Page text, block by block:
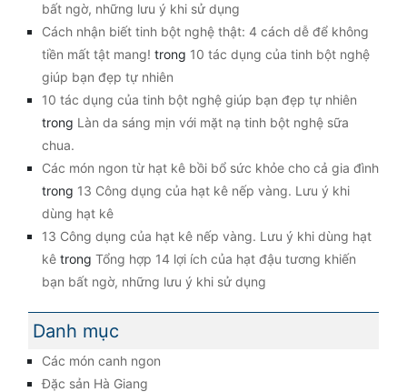
bất ngờ, những lưu ý khi sử dụng
Cách nhận biết tinh bột nghệ thật: 4 cách dễ để không
tiền mất tật mang! trong 10 tác dụng của tinh bột nghệ
giúp bạn đẹp tự nhiên
10 tác dụng của tinh bột nghệ giúp bạn đẹp tự nhiên
trong Làn da sáng mịn với mặt nạ tinh bột nghệ sữa
chua.
Các món ngon từ hạt kê bồi bổ sức khỏe cho cả gia đình
trong 13 Công dụng của hạt kê nếp vàng. Lưu ý khi
dùng hạt kê
13 Công dụng của hạt kê nếp vàng. Lưu ý khi dùng hạt
kê trong Tổng hợp 14 lợi ích của hạt đậu tương khiến
bạn bất ngờ, những lưu ý khi sử dụng
Danh mục
Các món canh ngon
Đặc sản Hà Giang